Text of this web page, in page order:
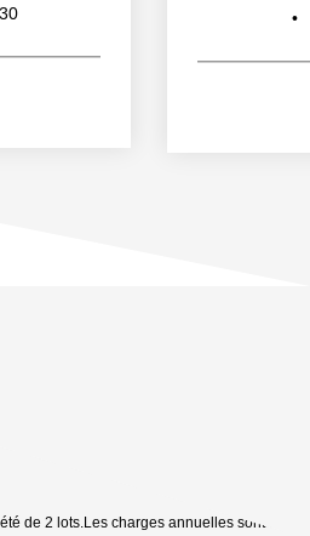
de 2 lots.Les charges annuelles sont de